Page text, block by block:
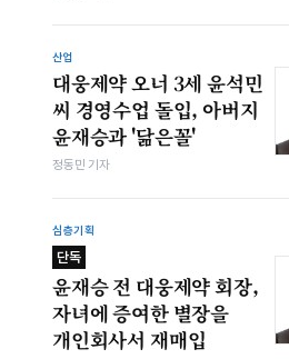
산업
대웅제약 오너 3세 윤석민
씨 경영수업 돌입, 아버지
윤재승과 '닮은꼴'
정동민 기자
심층기획
단독
윤재승 전 대웅제약 회장,
자녀에 증여한 별장을
개인회사서 재매입